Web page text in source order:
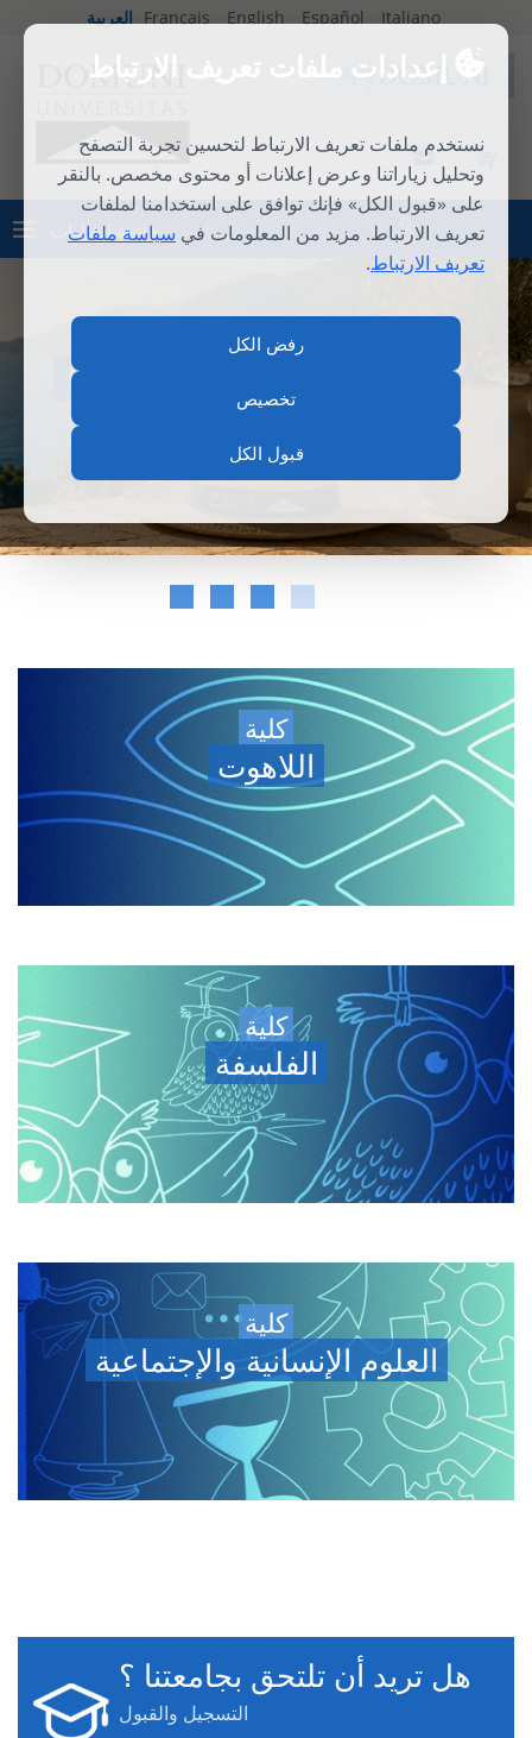
إعدادات ملفات تعريف الارتباط
نستخدم ملفات تعريف الارتباط لتحسين تجربة التصفح
وتحليل زياراتنا وعرض إعلانات أو محتوى مخصص. بالنقر
على «قبول الكل» فإنك توافق على استخدامنا لملفات
تعريف الارتباط. مزيد من المعلومات في سياسة ملفات
تعريف الارتباط.
رفض الكل
تخصيص
قبول الكل
Français English Español Italiano العربية
قائمة الطلبات تسجيل الدخول
المدرسة الصيفية الدولية 2026
كلية
اللاهوت
كلية
الفلسفة
كلية
العلوم الإنسانية والإجتماعية
هل تريد أن تلتحق بجامعتنا ؟
التسجيل والقبول